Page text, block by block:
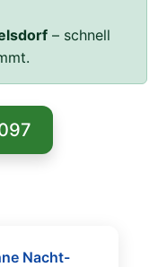
– schnell
Nacht-